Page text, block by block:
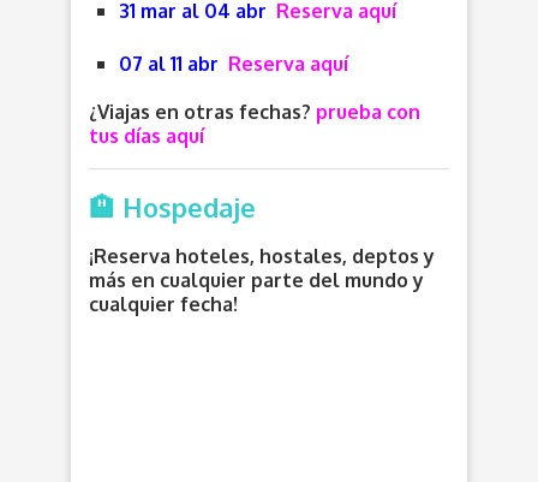
31 mar al 04 abr Reserva aquí
07 al 11 abr Reserva aquí
¿Viajas en otras fechas? prueba con
tus días aquí
🏨 Hospedaje
¡Reserva hoteles, hostales, deptos y
más en cualquier parte del mundo y
cualquier fecha!